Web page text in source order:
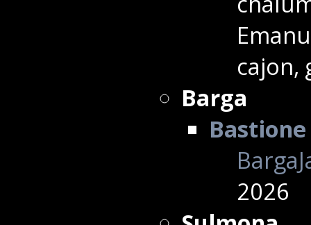
cajon,
Barga
2026